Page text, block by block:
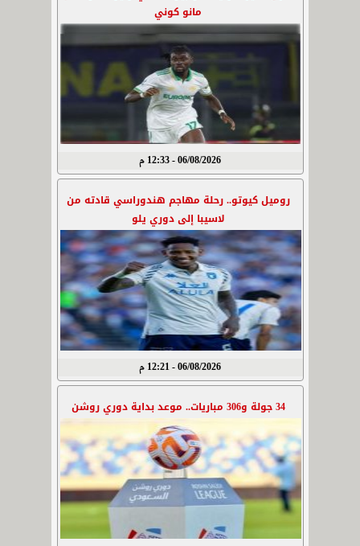
مانو كوني
06/08/2026 - 12:33 م
روميل كيوتو.. رحلة مهاجم هندوراسي قادته من
لاسيبا إلى دوري يلو
06/08/2026 - 12:21 م
34 جولة و306 مباريات.. موعد بداية دوري روشن